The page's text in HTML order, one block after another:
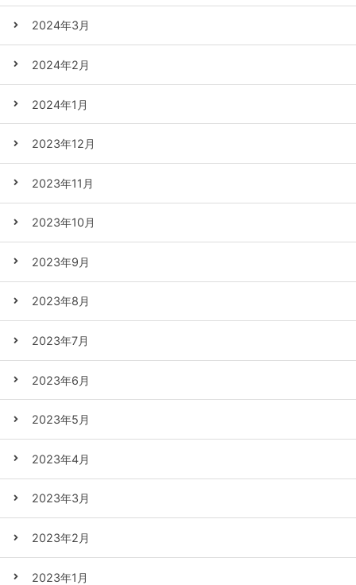
2024年3月
2024年2月
2024年1月
2023年12月
2023年11月
2023年10月
2023年9月
2023年8月
2023年7月
2023年6月
2023年5月
2023年4月
2023年3月
2023年2月
2023年1月